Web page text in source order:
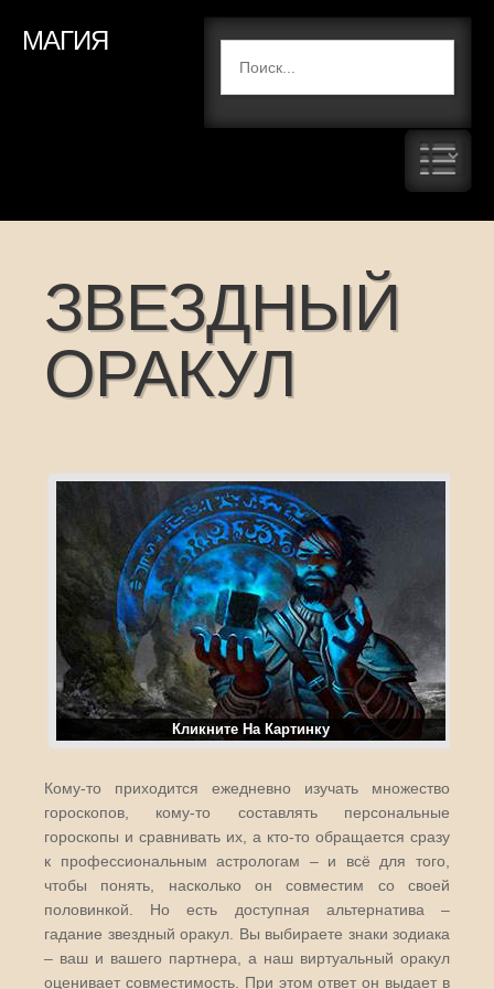
МАГИЯ
ЗВЕЗДНЫЙ
ОРАКУЛ
Кликните На Картинку
Кому-то приходится ежедневно изучать множество
гороскопов, кому-то составлять персональные
гороскопы и сравнивать их, а кто-то обращается сразу
к профессиональным астрологам – и всё для того,
чтобы понять, насколько он совместим со своей
половинкой. Но есть доступная альтернатива –
гадание звездный оракул. Вы выбираете знаки зодиака
– ваш и вашего партнера, а наш виртуальный оракул
оценивает совместимость. При этом ответ он выдает в